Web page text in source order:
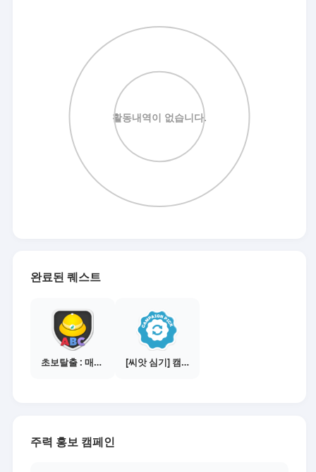
완료된 퀘스트
초보탈출 : 매체별 활동 가이드보기 [씨앗 심기] 캠페인 전환하기
주력 홍보 캠페인